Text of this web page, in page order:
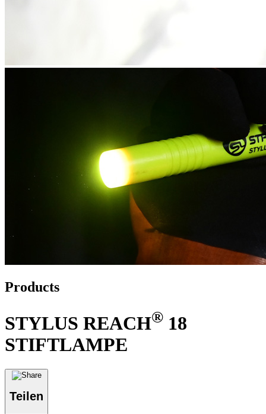
Products
STYLUS REACH® 18
STIFTLAMPE
Teilen